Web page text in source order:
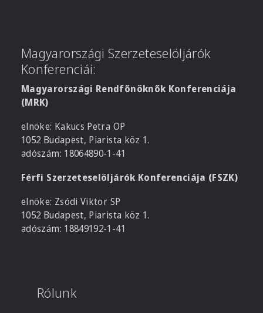
Magyarországi Szerzeteselöljárók
Konferenciái:
Magyarországi Rendfőnöknők Konferenciája
(MRK)
elnöke: Kakucs Petra OP
1052 Budapest, Piarista köz 1.
adószám: 18064890-1-41
Férfi Szerzeteselöljárók Konferenciája (FSZK)
elnöke: Zsódi Viktor SP
1052 Budapest, Piarista köz 1.
adószám: 18849192-1-41
Rólunk